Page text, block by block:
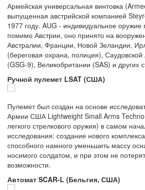
Армейская универсальная винтовка
выпущенная австрийской компанией
1977 году. AUG - индивидуальное оружие
помимо Австрии, оно принято на
Австралии, Франции, Новой Зеландии,
(береговая охрана, полиция),
(GSG-9), Великобритании (SAS) и других
Ручной пулемет LSAT (США)
Пулемет был создан на основе
Армии США Lightweight Small Arms
легкого стрелкового оружия) в самом
исследования: создание нового
способного намного уменьшить массу
носимого солдатом, и при этом не
возможности.
Автомат SCAR-L (Бельгия, США)